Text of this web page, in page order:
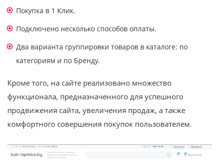
Покупка в 1 Клик.
Подключено несколько способов оплаты.
Два варианта группировки товаров в каталоге: по
категориям и по Бренду.
Кроме того, на сайте реализовано множество
функционала, предназначенного для успешного
продвижения сайта, увеличения продаж, а также
комфортного совершения покупок пользователем.